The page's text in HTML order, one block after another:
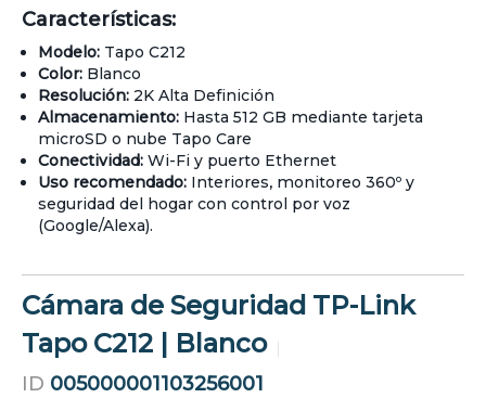
Características:
Modelo: Tapo C212
Color: Blanco
Resolución: 2K Alta Definición
Almacenamiento: Hasta 512 GB mediante tarjeta
microSD o nube Tapo Care
Conectividad: Wi-Fi y puerto Ethernet
Uso recomendado: Interiores, monitoreo 360º y
seguridad del hogar con control por voz
(Google/Alexa).
Cámara de Seguridad TP-Link
Tapo C212 | Blanco
ID 005000001103256001